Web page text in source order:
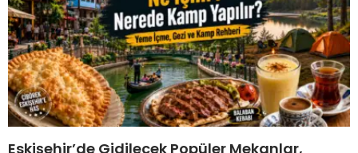
Eskişehir’de Gidilecek Popüler Mekanlar,